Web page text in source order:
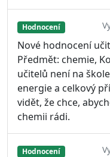
Hodnocení
Nové hodnocení
Předmět: chemie,
učitelů není na
energie a celkový
vidět, že chce,
chemii rádi.
Hodnocení